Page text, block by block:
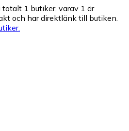
1 butiker, varav 1 är
och har direktlänk till butiken.